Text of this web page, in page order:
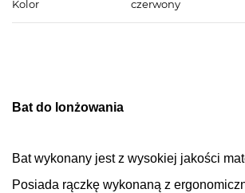
Kolor
czerwony
Bat do lonżowania
Bat wykonany jest z wysokiej jakości
Posiada rączkę wykonaną z